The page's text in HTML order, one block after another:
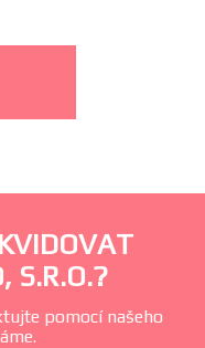
S.R.O.?
pomocí našeho